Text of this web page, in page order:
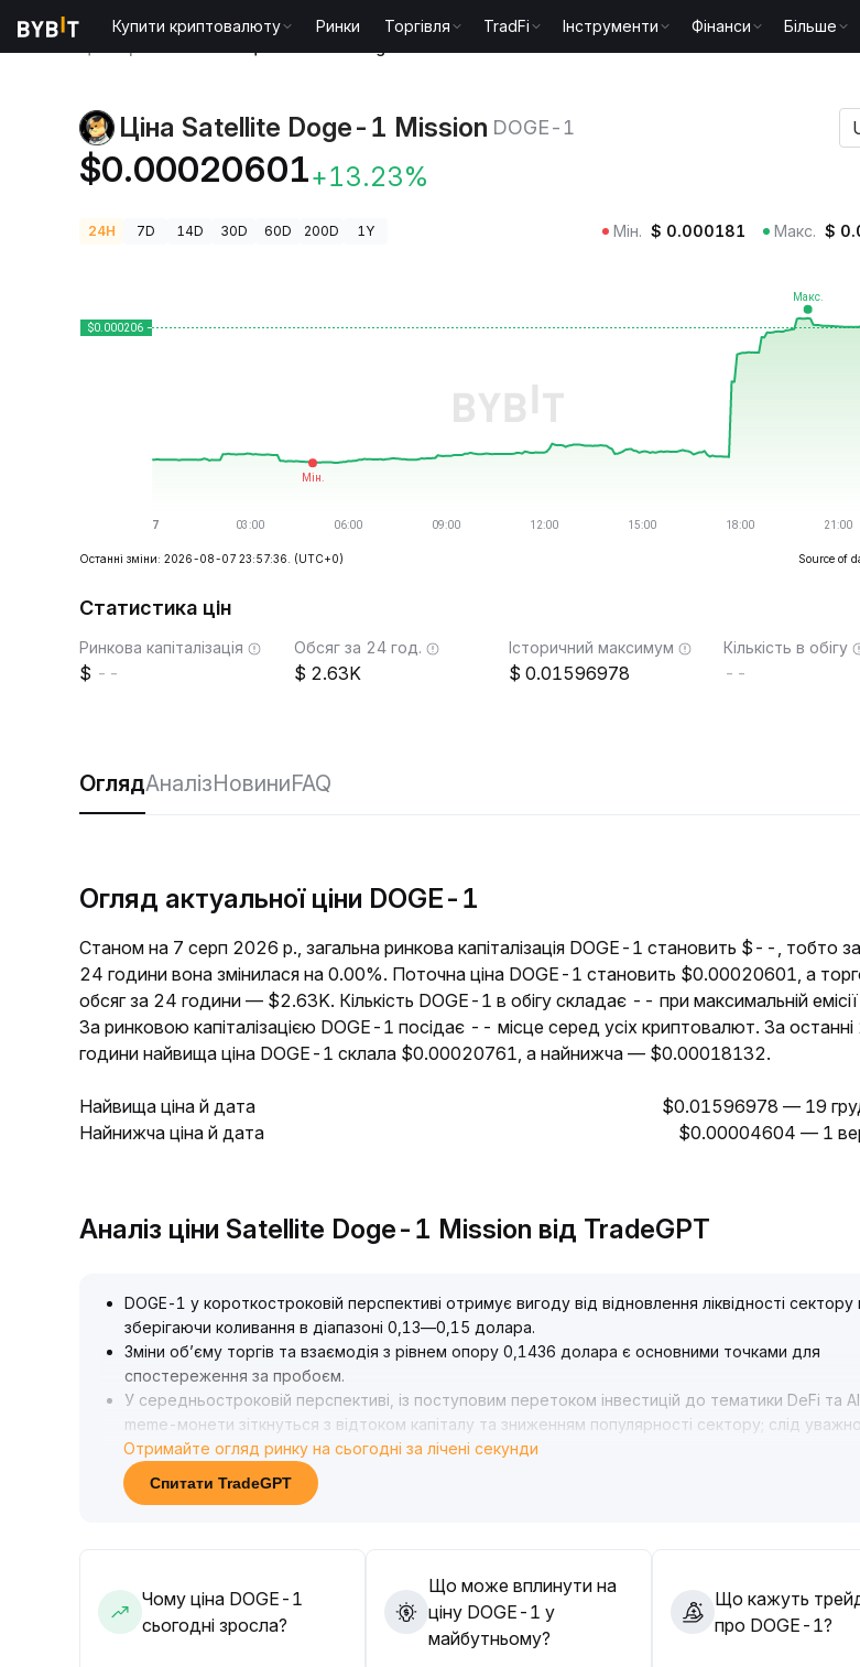
Купити криптовалюту Ринки Торгівля TradFi Інструменти Фінанси Більше
Ціна Satellite Doge-1 Mission DOGE-1
$0.00020601+13.23%
24H 7D 14D 30D 60D 200D 1Y Мін. $ 0.000181 Макс. $
Останні зміни: 2026-08-07 23:57:36. (UTC+0) Source of
Статистика цін
Ринкова капіталізація
--
Обсяг за 24 год.
2.63K
Історичний максимум
0.01596978
Кількість в обігу
--
ОглядАналізНовиниFAQ
Огляд актуальної ціни DOGE-1
Станом на 7 серп 2026 р., загальна ринкова капіталізація DOGE-1 становить $--, тобто
24 години вона змінилася на 0.00%. Поточна ціна DOGE-1 становить $0.00020601, а
обсяг за 24 години — $2.63K. Кількість DOGE-1 в обігу складає -- при максимальній
За ринковою капіталізацією DOGE-1 посідає -- місце серед усіх криптовалют. За
години найвища ціна DOGE-1 склала $0.00020761, а найнижча — $0.00018132.
Найвища ціна й дата
$0.01596978 — 19
Найнижча ціна й дата
$0.00004604 — 1
Аналіз ціни Satellite Doge-1 Mission від TradeGPT
DOGE-1 у короткостроковій перспективі отримує вигоду від відновлення ліквідності сектору
зберігаючи коливання в діапазоні 0,13—0,15 долара.
Зміни об’єму торгів та взаємодія з рівнем опору 0,1436 долара є основними точками для
спостереження за пробоєм.
У середньостроковій перспективі, із поступовим перетоком інвестицій до тематики DeFi та AI,
meme-монети зіткнуться з відтоком капіталу та зниженням популярності сектору; слід уважно
стежити за ризиком скорочення ліквідності та змінами політики
Стратегічно рекомендується короткостроково слідкувати за можливостями купівлі на
уникати покупки на піках, а також ретельно відстежувати динаміку ринку й гнучко коригувати
Отримайте огляд ринку на сьогодні за лічені секунди
Спитати TradeGPT
Чому ціна DOGE-1
сьогодні зросла?
Що може вплинути на
ціну DOGE-1 у
майбутньому?
Що кажуть
про DOGE-1?